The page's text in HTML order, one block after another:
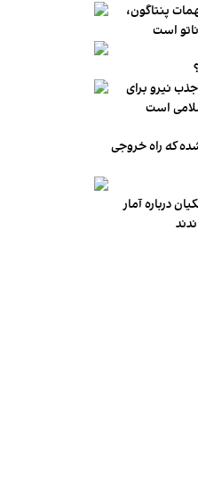
پنتاگون،
است
نیرو برای
است
که راه خروجی
درباره آمار